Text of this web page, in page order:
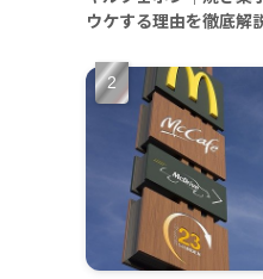
ウケする理由を徹底解